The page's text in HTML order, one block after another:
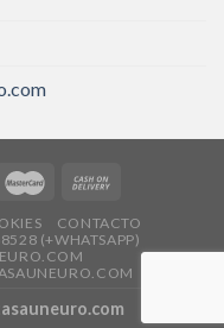
CONTACTO
(+WHATSAPP)